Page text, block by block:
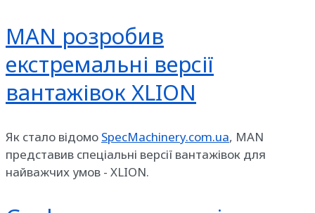
MAN розробив
екстремальні версії
вантажівок XLION
Як стало відомо SpecMachinery.com.ua, MAN
представив спеціальні версії вантажівок для
найважчих умов - XLION.